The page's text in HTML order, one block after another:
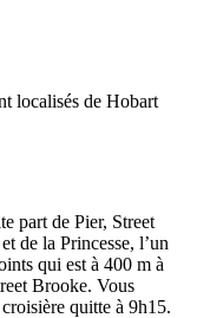
localisés de Hobart
part de Pier, Street
de la Princesse, l’un
qui est à 400 m à
Brooke. Vous
quitte à 9h15.